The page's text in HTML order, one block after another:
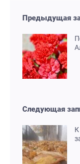
Предыдущая
Следующая